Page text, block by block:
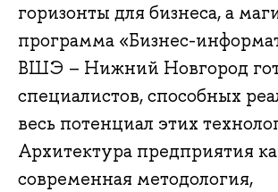
горизонты для бизнеса, а
программа «Бизнес-
ВШЭ – Нижний Новгород
специалистов, способных
весь потенциал этих
Архитектура предприятия
современная методология,